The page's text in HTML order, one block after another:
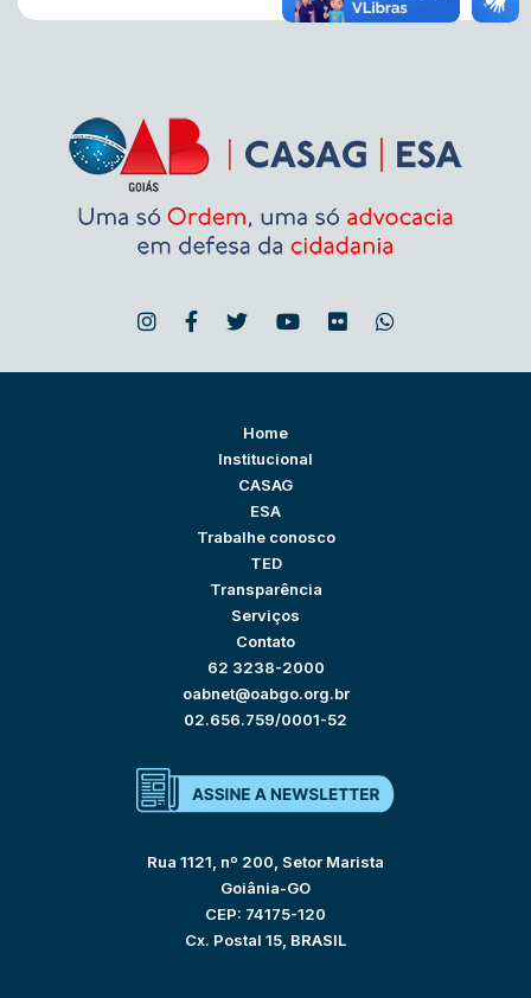
Home
Institucional
CASAG
ESA
Trabalhe conosco
TED
Transparência
Serviços
Contato
62 3238-2000
oabnet@oabgo.org.br
02.656.759/0001-52
Rua 1121, nº 200, Setor Marista
Goiânia-GO
CEP: 74175-120
Cx. Postal 15, BRASIL